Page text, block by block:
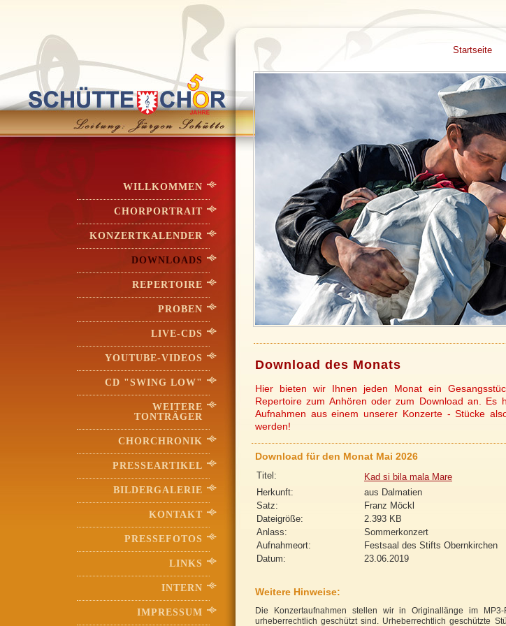
Startseite
Download des Monats
Hier bieten wir Ihnen jeden Monat ein
Repertoire zum Anhören oder zum Download an. Es
Aufnahmen aus einem unserer Konzerte - Stücke
werden!
Download für den Monat Mai 2026
Titel:
Kad si bila mala Mare
Herkunft:
aus Dalmatien
Satz:
Franz Möckl
Dateigröße:
2.393 KB
Anlass:
Sommerkonzert
Aufnahmeort:
Festsaal des Stifts Obernkirchen
Datum:
23.06.2019
Weitere Hinweise:
Die Konzertaufnahmen stellen wir in Originallänge im
urheberrechtlich geschützt sind. Urheberrechtlich geschützte
WILLKOMMEN
CHORPORTRAIT
KONZERTKALENDER
DOWNLOADS
REPERTOIRE
PROBEN
LIVE-CDS
YOUTUBE-VIDEOS
CD "SWING LOW"
WEITERE
TONTRÄGER
CHORCHRONIK
PRESSEARTIKEL
BILDERGALERIE
KONTAKT
PRESSEFOTOS
LINKS
INTERN
IMPRESSUM